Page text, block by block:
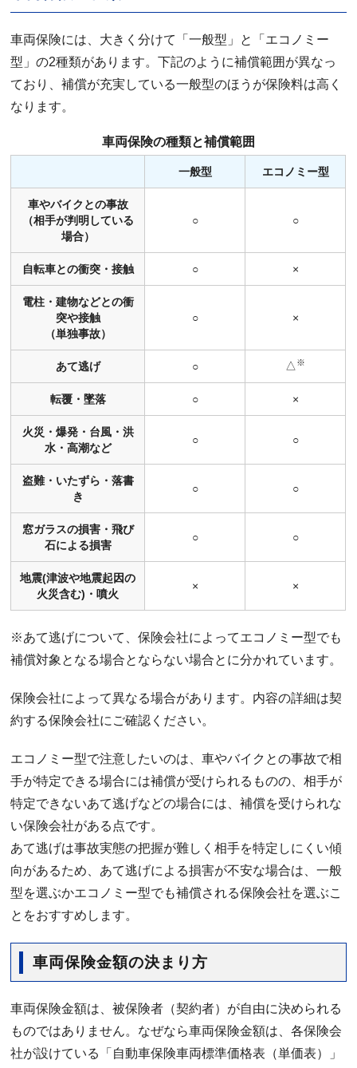
車両保険には、大きく分けて「一般型」と「エコノミー
型」の2種類があります。下記のように補償範囲が異なっ
ており、補償が充実している一般型のほうが保険料は高く
なります。
車両保険の種類と補償範囲
一般型 エコノミー型
車やバイクとの事故
（相手が判明している
場合）
○ ○
自転車との衝突・接触 ○ ×
電柱・建物などとの衝
突や接触
（単独事故）
○ ×
あて逃げ ○ △ ※
転覆・墜落 ○ ×
火災・爆発・台風・洪
水・高潮など
○ ○
盗難・いたずら・落書
き
○ ○
窓ガラスの損害・飛び
石による損害
○ ○
地震(津波や地震起因の
火災含む)・噴火
× ×
※あて逃げについて、保険会社によってエコノミー型でも
補償対象となる場合とならない場合とに分かれています。
保険会社によって異なる場合があります。内容の詳細は契
約する保険会社にご確認ください。
エコノミー型で注意したいのは、車やバイクとの事故で相
手が特定できる場合には補償が受けられるものの、相手が
特定できないあて逃げなどの場合には、補償を受けられな
い保険会社がある点です。
あて逃げは事故実態の把握が難しく相手を特定しにくい傾
向があるため、あて逃げによる損害が不安な場合は、一般
型を選ぶかエコノミー型でも補償される保険会社を選ぶこ
とをおすすめします。
車両保険金額の決まり方
車両保険金額は、被保険者（契約者）が自由に決められる
ものではありません。なぜなら車両保険金額は、各保険会
社が設けている「自動車保険車両標準価格表（単価表）」